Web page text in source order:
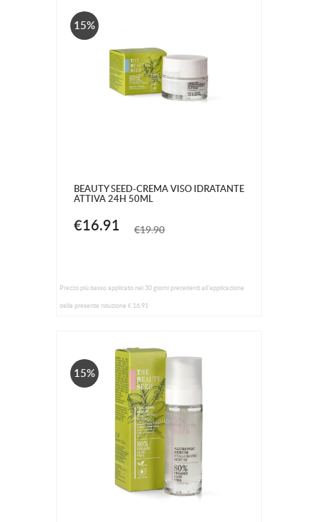
15%
BEAUTY SEED-CREMA VISO IDRATANTE
ATTIVA 24H 50ML
€16.91 €19.90
Prezzo più basso applicato nei 30 giorni precedenti all'applicazione
della presente riduzione € 16.91
15%